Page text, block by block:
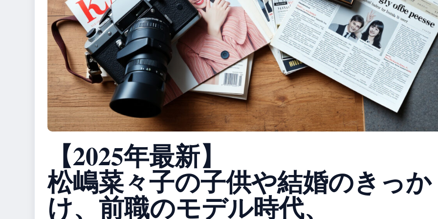
【2025年最新】
松嶋菜々子の子供や結婚のきっか
け、前職のモデル時代、